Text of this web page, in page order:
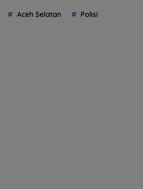
Aceh Selatan Polisi